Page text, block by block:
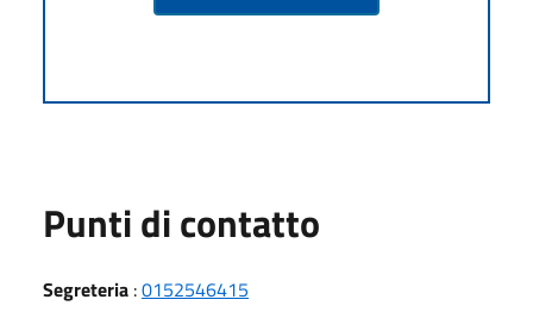
Punti di contatto
Segreteria :0152546415